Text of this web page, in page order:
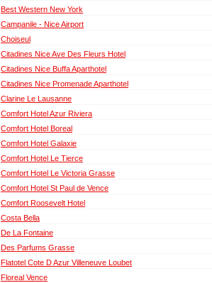
Best Western New York
Campanile - Nice Airport
Choiseul
Citadines Nice Ave Des Fleurs Hotel
Citadines Nice Buffa Aparthotel
Citadines Nice Promenade Aparthotel
Clarine Le Lausanne
Comfort Hotel Azur Riviera
Comfort Hotel Boreal
Comfort Hotel Galaxie
Comfort Hotel Le Tierce
Comfort Hotel Le Victoria Grasse
Comfort Hotel St Paul de Vence
Comfort Roosevelt Hotel
Costa Bella
De La Fontaine
Des Parfums Grasse
Flatotel Cote D Azur Villeneuve Loubet
Floreal Vence